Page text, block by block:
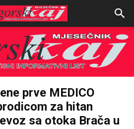
prve MEDICO
za hitan
sa otoka Brača u